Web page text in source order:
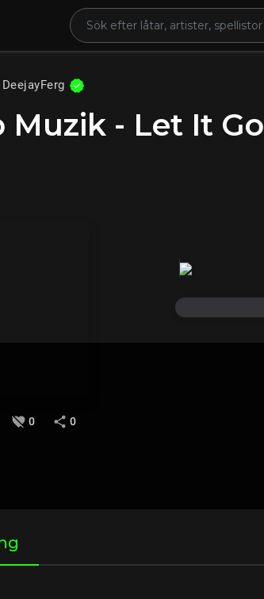
DeejayFerg
Muzik - Let It Go
0
0